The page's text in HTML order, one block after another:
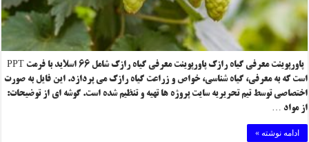
پاورپوینت معرفی گیاه رازک پاورپوینت معرفی گیاه رازک شامل ۶۶ اسلاید با فرمت PPT
است که به معرفی، گیاه شناسی، خواص و زراعت گیاه رازک می پردازد. این فایل به صورت
اختصاصی توسط تیم تحریریه سایت پروژه ها تهیه و تنظیم شده است. گوشه ای از توضیحات:
از مواد …
ادامه نوشته »